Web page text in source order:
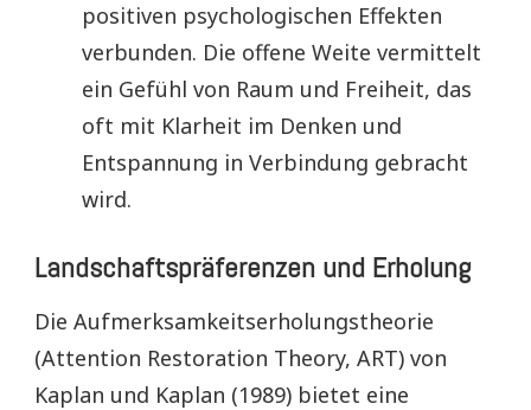
positiven psychologischen Effekten
verbunden. Die offene Weite vermittelt
ein Gefühl von Raum und Freiheit, das
oft mit Klarheit im Denken und
Entspannung in Verbindung gebracht
wird.
Landschaftspräferenzen und Erholung
Die Aufmerksamkeitserholungstheorie
(Attention Restoration Theory, ART) von
Kaplan und Kaplan (1989) bietet eine